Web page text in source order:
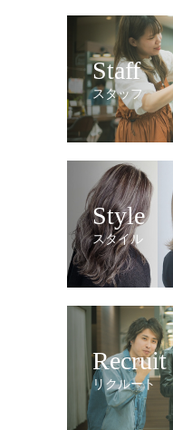
Staff
スタッフ
Style
スタイル
Recruit
リクルート